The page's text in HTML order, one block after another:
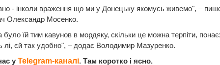
- інколи враження що ми у Донецьку якомусь живемо", –
Олександр Мосенко.
було їй тим кавунов в мордяку, скільки це можна терпіти,
лі, єй так удобно", – додає Володимир Мазуренко.
у Telegram-каналі. Там коротко і ясно.